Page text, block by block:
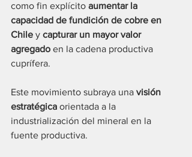
como fin explícito aumentar la
capacidad de fundición de cobre en
Chile y capturar un mayor valor
agregado en la cadena productiva
cuprífera.
Este movimiento subraya una visión
estratégica orientada a la
industrialización del mineral en la
fuente productiva.